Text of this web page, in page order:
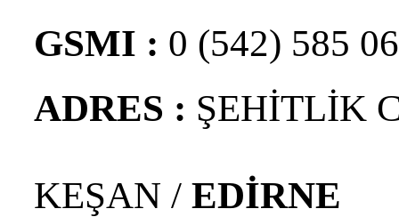
GSMI : 0 (542) 585
ADRES : ŞEHİTLİK
KEŞAN /EDİRNE